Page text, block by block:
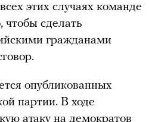
этих случаях команде
чтобы сделать
гражданами
опубликованных
партии. В ходе
атаку на демократов